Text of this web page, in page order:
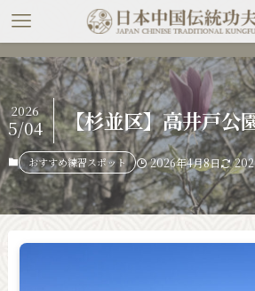
【杉並区】高井戸公
2026
5/04
おすすめ練習スポット 2026年4月8日